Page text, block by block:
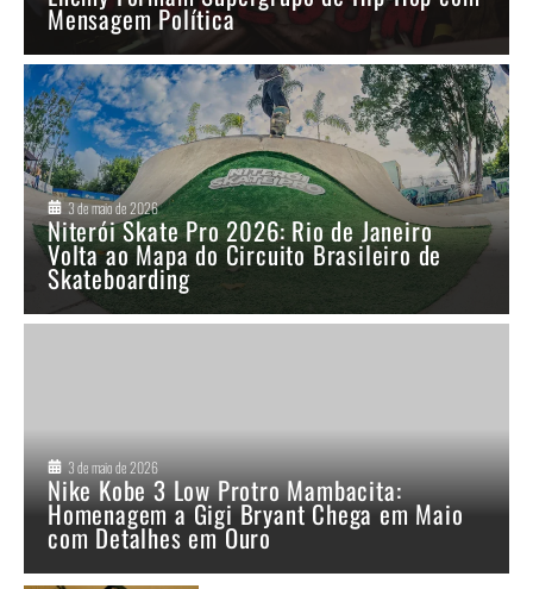
Mensagem Política
3 de maio de 2026
Niterói Skate Pro 2026: Rio de Janeiro
Volta ao Mapa do Circuito Brasileiro de
Skateboarding
3 de maio de 2026
Nike Kobe 3 Low Protro Mambacita:
Homenagem a Gigi Bryant Chega em Maio
com Detalhes em Ouro